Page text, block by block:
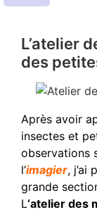
L’atelier
des
Après avoir
insectes et
observations
l’imagier, j’ai
grande
L‘atelier des